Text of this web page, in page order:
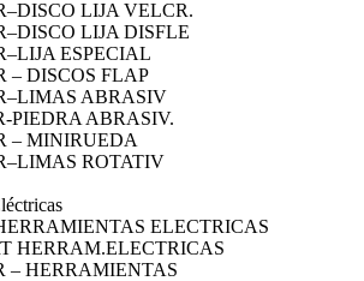
LIJA VELCR.
LIJA DISFLE
ESPECIAL
– DISCOS FLAP
ABRASIV
PIEDRA ABRASIV.
– MINIRUEDA
ROTATIV
ELECTRICAS
HERRAM.ELECTRICAS
– HERRAMIENTAS